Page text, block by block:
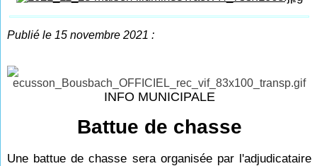
Publié le 15 novembre 2021 :
INFO MUNICIPALE
Battue de chasse
Une battue de chasse sera organisée par l'adjudicataire